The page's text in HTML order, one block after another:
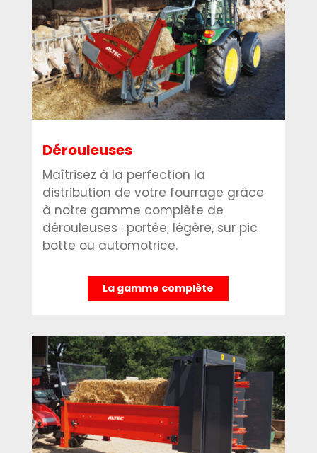
Dérouleuses
Maîtrisez à la perfection la
distribution de votre fourrage grâce
à notre gamme complète de
dérouleuses : portée, légère, sur pic
botte ou automotrice.
La gamme complète